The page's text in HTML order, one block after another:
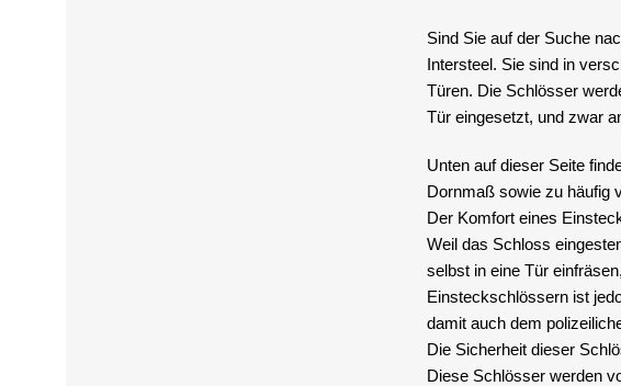
Sind Sie auf der Suche
Intersteel. Sie sind in
Türen. Die Schlösser
Tür eingesetzt, und zwar
Unten auf dieser Seite
Dornmaß sowie zu häufig
Der Komfort eines
Weil das Schloss
selbst in eine Tür
Einsteckschlössern ist
damit auch dem
Die Sicherheit dieser
Diese Schlösser werden